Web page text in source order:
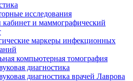
исследования
кабинет и маммографический
маркеры инфекционных
компьютерная томография
диагностика
диагностика врачей Лаврова